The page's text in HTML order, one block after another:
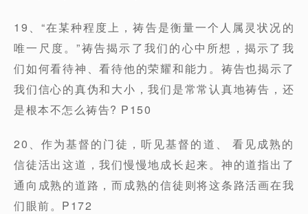
19、“在某种程度上，祷告是衡量一个人属灵状况的
唯一尺度。”祷告揭示了我们的心中所想，揭示了我
们如何看待神、看待他的荣耀和能力。祷告也揭示了
我们信心的真伪和大小，我们是常常认真地祷告，还
是根本不怎么祷告? P150
20、作为基督的门徒，听见基督的道、 看见成熟的
信徒活出这道，我们慢慢地成长起来。神的道指出了
通向成熟的道路，而成熟的信徒则将这条路活画在我
们眼前。P172